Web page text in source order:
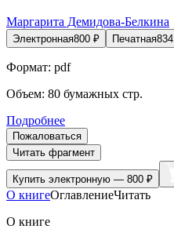
Маргарита Демидова-Белкина
Электронная800 ₽ Печатная834
Формат: pdf
Объем: 80 бумажных стр.
Подробнее
Пожаловаться
Читать фрагмент
Купить электронную — 800 ₽
О книгеОглавлениеЧитать
О книге